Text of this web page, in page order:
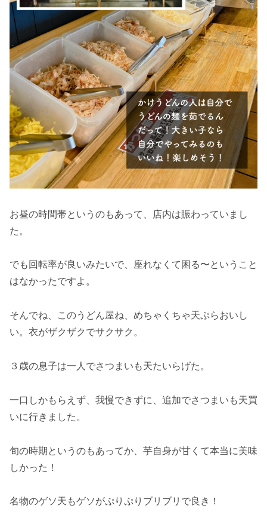
お昼の時間帯というのもあって、店内は賑わっていまし
た。
でも回転率が良いみたいで、座れなくて困る〜ということ
はなかったですよ。
そんでね、このうどん屋ね、めちゃくちゃ天ぷらおいし
い。衣がザクザクでサクサク。
３歳の息子は一人でさつまいも天たいらげた。
一口しかもらえず、我慢できずに、追加でさつまいも天買
いに行きました。
旬の時期というのもあってか、芋自身が甘くて本当に美味
しかった！
名物のゲソ天もゲソがぷりぷりブリブリで良き！